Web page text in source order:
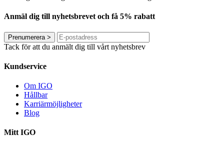
Anmäl dig till nyhetsbrevet och få 5% rabatt
Prenumerera >
Tack för att du anmält dig till vårt nyhetsbrev
Kundservice
Om IGO
Hållbar
Karriärmöjligheter
Blog
Mitt IGO